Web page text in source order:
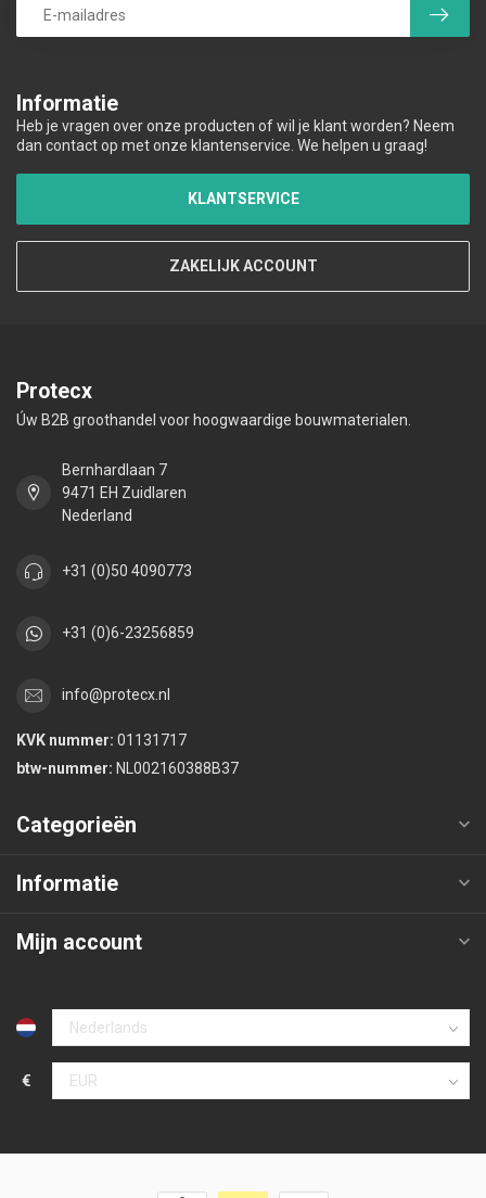
Informatie
Heb je vragen over onze producten of wil je klant worden? Neem
dan contact op met onze klantenservice. We helpen u graag!
KLANTSERVICE
ZAKELIJK ACCOUNT
Protecx
Úw B2B groothandel voor hoogwaardige bouwmaterialen.
Bernhardlaan 7
9471 EH Zuidlaren
Nederland
+31 (0)50 4090773
+31 (0)6-23256859
info@protecx.nl
KVK nummer: 01131717
btw-nummer: NL002160388B37
Categorieën
Informatie
Mijn account
€